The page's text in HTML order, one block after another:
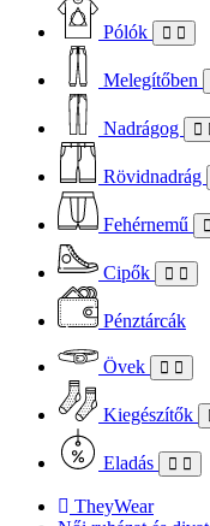
Pólók
Melegítőben
Nadrágog
Rövidnadrág
Fehérnemű
Cipők
Pénztárcák
Övek
Kiegészítők
Eladás
TheyWear